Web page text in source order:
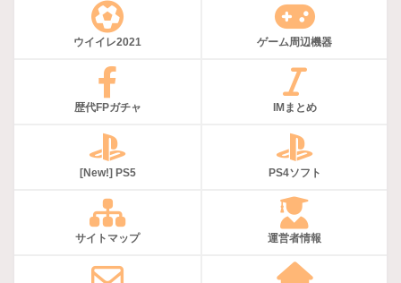
ウイイレ2021 ゲーム周辺機器
歴代FPガチャ IMまとめ
[New!] PS5 PS4ソフト
サイトマップ 運営者情報